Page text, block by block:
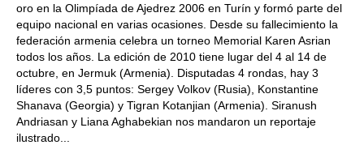
oro en la Olimpíada de Ajedrez 2006 en Turín y formó parte del
equipo nacional en varias ocasiones. Desde su fallecimiento la
federación armenia celebra un torneo Memorial Karen Asrian
todos los años. La edición de 2010 tiene lugar del 4 al 14 de
octubre, en Jermuk (Armenia). Disputadas 4 rondas, hay 3
líderes con 3,5 puntos: Sergey Volkov (Rusia), Konstantine
Shanava (Georgia) y Tigran Kotanjian (Armenia). Siranush
Andriasan y Liana Aghabekian nos mandaron un reportaje
ilustrado...